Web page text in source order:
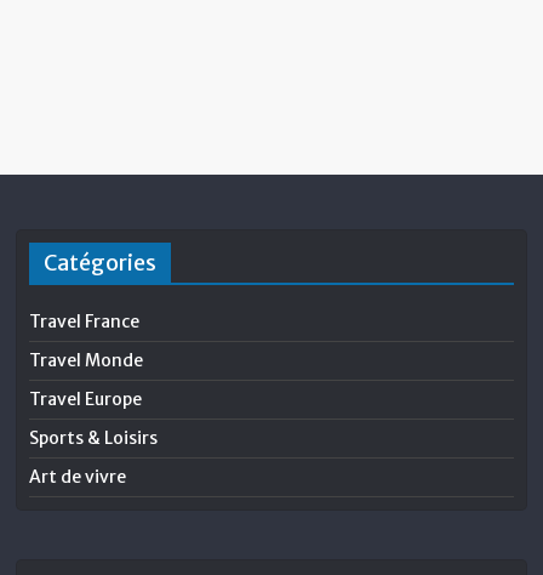
Catégories
Travel France
Travel Monde
Travel Europe
Sports & Loisirs
Art de vivre